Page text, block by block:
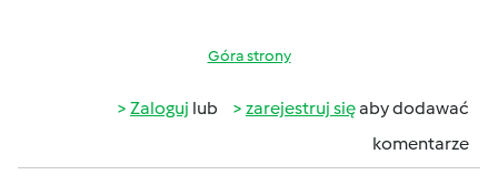
Góra strony
Zaloguj lub zarejestruj sięaby dodawać
komentarze